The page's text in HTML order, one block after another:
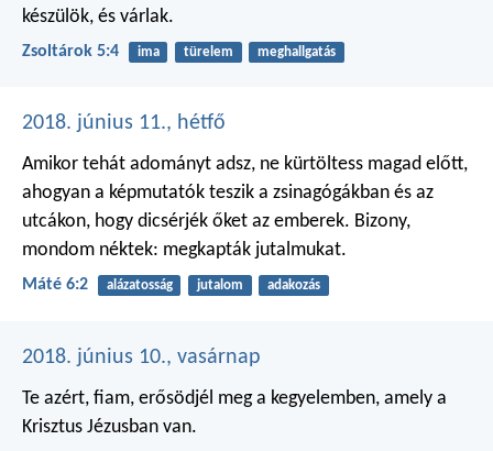
készülök, és várlak.
Zsoltárok 5:4 ima türelem meghallgatás
2018. június 11., hétfő
Amikor tehát adományt adsz, ne kürtöltess magad előtt,
ahogyan a képmutatók teszik a zsinagógákban és az
utcákon, hogy dicsérjék őket az emberek. Bizony,
mondom néktek: megkapták jutalmukat.
Máté 6:2 alázatosság jutalom adakozás
2018. június 10., vasárnap
Te azért, fiam, erősödjél meg a kegyelemben, amely a
Krisztus Jézusban van.